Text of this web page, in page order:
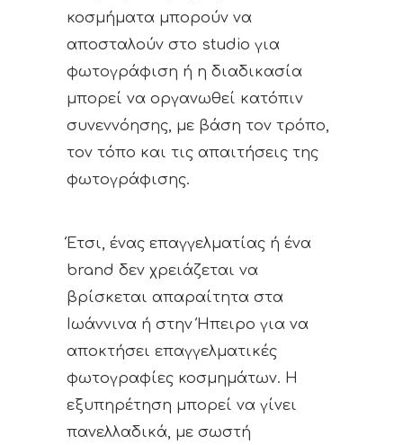
κοσμήματα μπορούν να
αποσταλούν στο studio για
φωτογράφιση ή η διαδικασία
μπορεί να οργανωθεί κατόπιν
συνεννόησης, με βάση τον τρόπο,
τον τόπο και τις απαιτήσεις της
φωτογράφισης.
Έτσι, ένας επαγγελματίας ή ένα
brand δεν χρειάζεται να
βρίσκεται απαραίτητα στα
Ιωάννινα ή στην Ήπειρο για να
αποκτήσει επαγγελματικές
φωτογραφίες κοσμημάτων. Η
εξυπηρέτηση μπορεί να γίνει
πανελλαδικά, με σωστή